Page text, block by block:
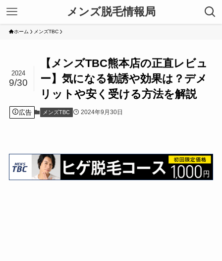
メンズ脱毛情報局
ホーム メンズTBC
【メンズTBC熊本店の正直レビュ
ー】気になる勧誘や効果は？デメ
リットや安く受ける方法を解説
2024
9/30
広告 メンズTBC 2024年9月30日